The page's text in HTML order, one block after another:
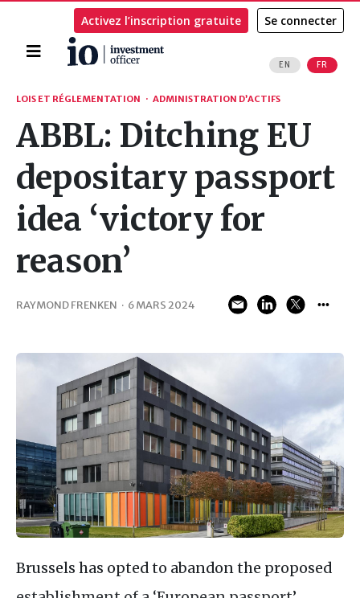
Accueil
EN FR
Activez l’inscription gratuite Se connecter
Rechercher
LOIS ET RÉGLEMENTATION · ADMINISTRATION D’ACTIFS
ABBL: Ditching EU
depositary passport
idea ‘victory for
reason’
RAYMOND FRENKEN · 6 MARS 2024
Brussels has opted to abandon the proposed